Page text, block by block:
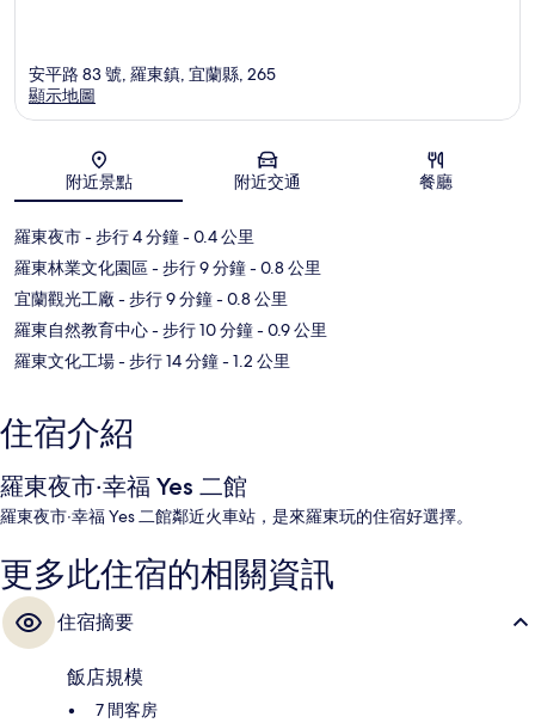
地圖
安平路 83 號, 羅東鎮, 宜蘭縣, 265
顯示地圖
附近景點 附近交通 餐廳
羅東夜市- 步行 4 分鐘- 0.4 公里
羅東林業文化園區- 步行 9 分鐘- 0.8 公里
宜蘭觀光工廠 - 步行 9 分鐘- 0.8 公里
羅東自然教育中心- 步行 10 分鐘- 0.9 公里
羅東文化工場- 步行 14 分鐘- 1.2 公里
住宿介紹
羅東夜市‧幸福 Yes 二館
羅東夜市‧幸福 Yes 二館鄰近火車站，是來羅東玩的住宿好選擇。
更多此住宿的相關資訊
住宿摘要
飯店規模
7 間客房